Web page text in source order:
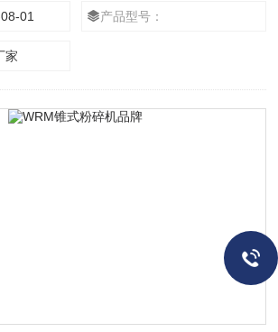
01 产品型号：
家